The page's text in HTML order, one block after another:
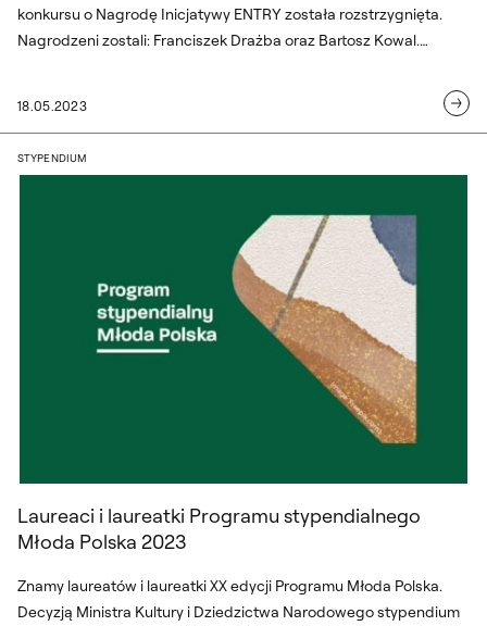
konkursu o Nagrodę Inicjatywy ENTRY została rozstrzygnięta.
Nagrodzeni zostali: Franciszek Drażba oraz Bartosz Kowal.
autorską wystawę prac zorganizowaną przez Galerię Promocyjną
18.05.2023
Laureaci i laureatki Programu
STYPENDIUM
Laureaci i laureatki Programu stypendialnego
Młoda Polska 2023
Znamy laureatów i laureatki XX edycji Programu Młoda Polska.
Decyzją Ministra Kultury i Dziedzictwa Narodowego stypendium